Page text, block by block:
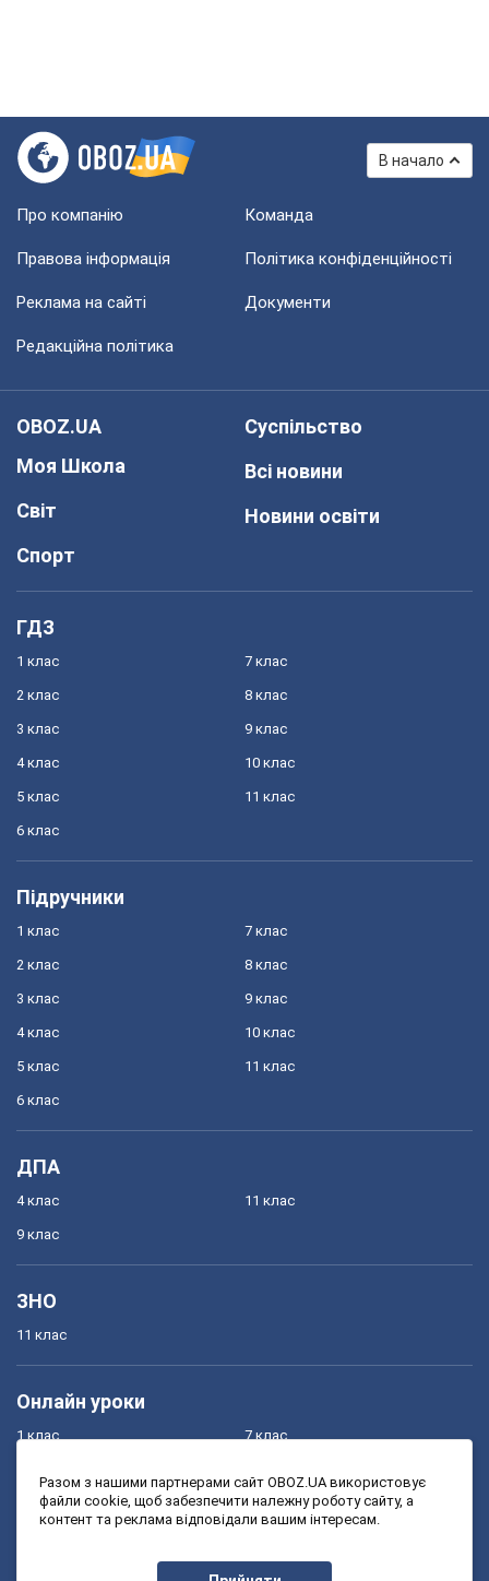
В начало
Про компанію Команда
Правова інформація Політика конфіденційності
Реклама на сайті Документи
Редакційна політика
OBOZ.UA
Моя Школа
Світ
Спорт
Суспільство
Всі новини
Новини освіти
ГДЗ
1 клас
2 клас
3 клас
4 клас
5 клас
6 клас
7 клас
8 клас
9 клас
10 клас
11 клас
Підручники
1 клас
2 клас
3 клас
4 клас
5 клас
6 клас
7 клас
8 клас
9 клас
10 клас
11 клас
ДПА
4 клас
9 клас
11 клас
ЗНО
11 клас
Онлайн уроки
1 клас
3 клас
7 клас
9 клас
Разом з нашими партнерами сайт OBOZ.UA використовує
файли cookie, щоб забезпечити належну роботу сайту, а
контент та реклама відповідали вашим інтересам.